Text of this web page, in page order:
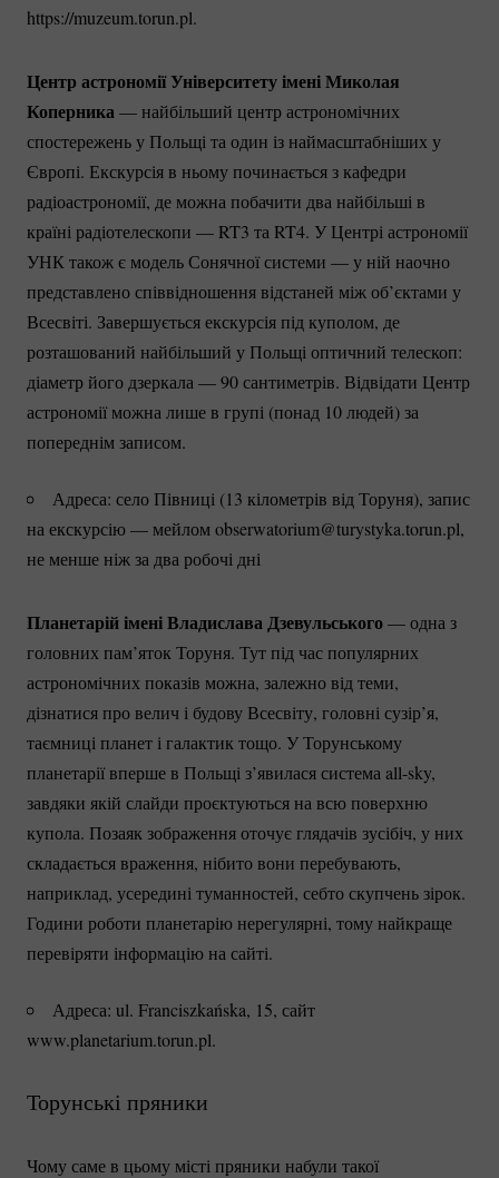
https://muzeum.torun.pl.
Центр астрономії Університету імені Миколая
Коперника— найбільший центр астрономічних
спостережень у Польщі та один із наймасштабніших у
Європі. Екскурсія в ньому починається з кафедри
радіоастрономії, де можна побачити два найбільші в
країні радіотелескопи — RT3 та RT4. У Центрі астрономії
УНК також є модель Сонячної системи — у ній наочно
представлено співвідношення відстаней між об’єктами у
Всесвіті. Завершується екскурсія під куполом, де
розташований найбільший у Польщі оптичний телескоп:
діаметр його дзеркала — 90 сантиметрів. Відвідати Центр
астрономії можна лише в групі (понад 10 людей) за
попереднім записом.
Адреса: село Півниці (13 кілометрів від Торуня), запис
на екскурсію — мейлом obserwatorium@turystyka.torun.pl,
не менше ніж за два робочі дні
Планетарій імені Владислава Дзевульського— одна з
головних пам’яток Торуня. Тут під час популярних
астрономічних показів можна, залежно від теми,
дізнатися про велич і будову Всесвіту, головні сузір’я,
таємниці планет і галактик тощо. У Торунському
планетарії вперше в Польщі з’явилася система all-sky,
завдяки якій слайди проєктуються на всю поверхню
купола. Позаяк зображення оточує глядачів зусібіч, у них
складається враження, нібито вони перебувають,
наприклад, усередині туманностей, себто скупчень зірок.
Години роботи планетарію нерегулярні, тому найкраще
перевіряти інформацію на сайті.
Адреса: ul. Franciszkańska, 15, сайт
www.planetarium.torun.pl.
Торунські пряники
Чому саме в цьому місті пряники набули такої